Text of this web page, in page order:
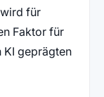
für
Faktor für
KI geprägten